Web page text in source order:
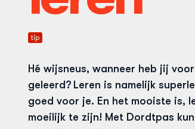
tip
Hé wijsneus, wanneer heb jij
geleerd? Leren is namelijk
goed voor je. En het mooiste is,
moeilijk te zijn! Met Dordtpas